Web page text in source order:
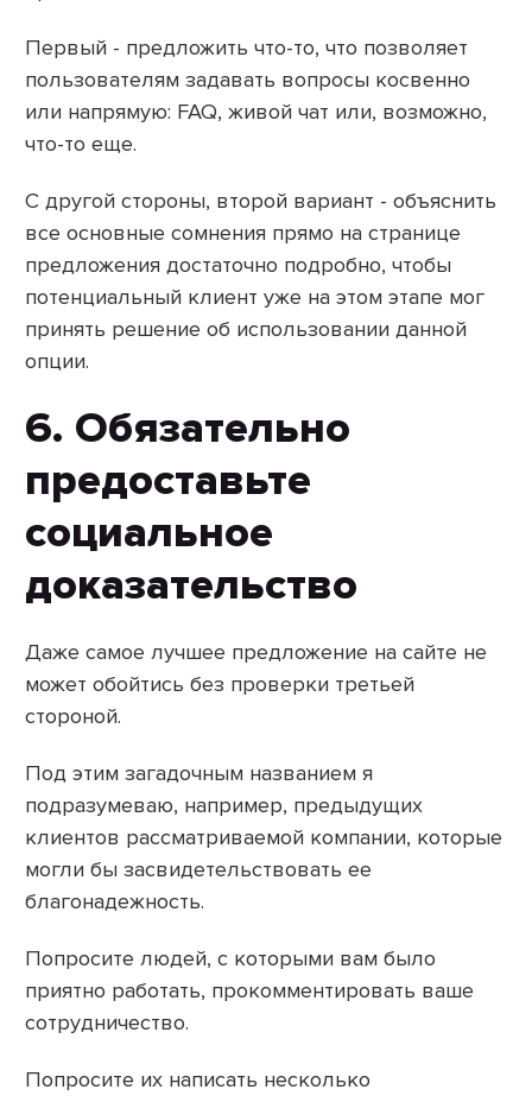
Первый - предложить что-то, что позволяет
пользователям задавать вопросы косвенно
или напрямую: FAQ, живой чат или, возможно,
что-то еще.
С другой стороны, второй вариант - объяснить
все основные сомнения прямо на странице
предложения достаточно подробно, чтобы
потенциальный клиент уже на этом этапе мог
принять решение об использовании данной
опции.
6. Обязательно
предоставьте
социальное
доказательство
Даже самое лучшее предложение на сайте не
может обойтись без проверки третьей
стороной.
Под этим загадочным названием я
подразумеваю, например, предыдущих
клиентов рассматриваемой компании, которые
могли бы засвидетельствовать ее
благонадежность.
Попросите людей, с которыми вам было
приятно работать, прокомментировать ваше
сотрудничество.
Попросите их написать несколько